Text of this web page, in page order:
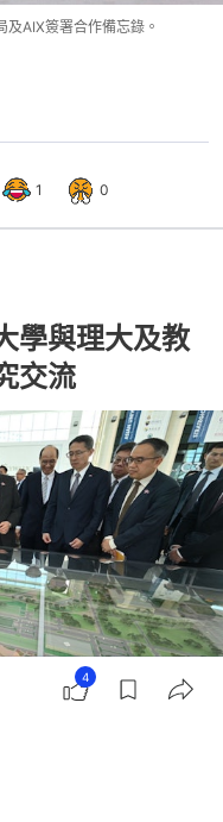
AIX簽署合作備忘錄。
1 0
學與理大及教
交流
4